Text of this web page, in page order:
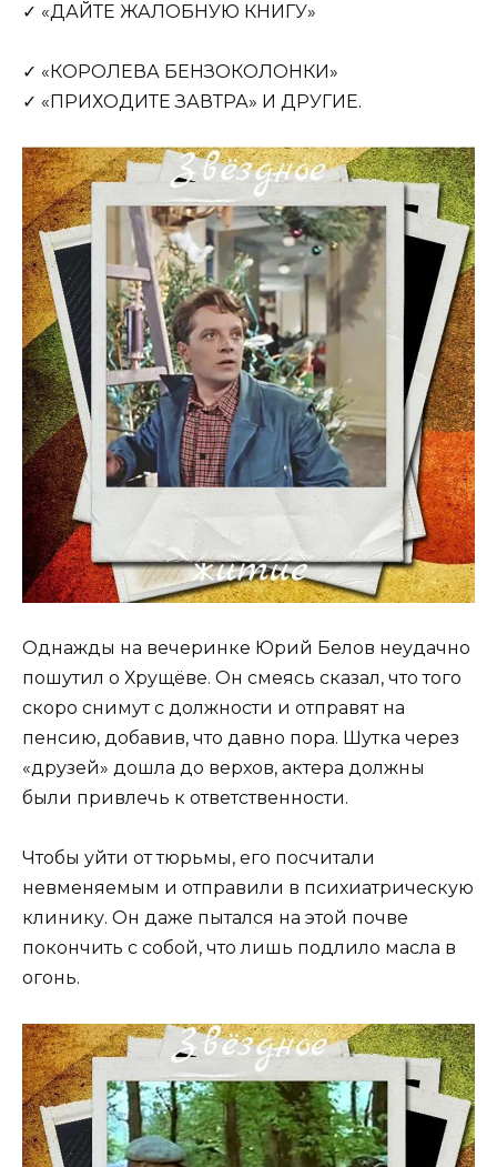
✓ «ДАЙТЕ ЖАЛОБНУЮ КНИГУ»
✓ «КОРОЛЕВА БЕНЗОКОЛОНКИ»
✓ «ПРИХОДИТЕ ЗАВТРА» И ДРУГИЕ.
Однажды на вечеринке Юрий Белов неудачно
пошутил о Хрущёве. Он смеясь сказал, что того
скоро снимут с должности и отправят на
пенсию, добавив, что давно пора. Шутка через
«друзей» дошла до верхов, актера должны
были привлечь к ответственности.
Чтобы уйти от тюрьмы, его посчитали
невменяемым и отправили в психиатрическую
клинику. Он даже пытался на этой почве
покончить с собой, что лишь подлило масла в
огонь.